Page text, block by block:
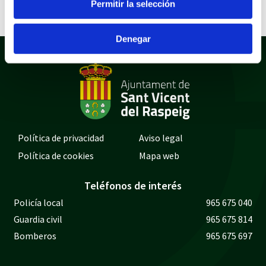
Permitir la selección
Denegar
Política de privacidad
Aviso legal
Política de cookies
Mapa web
Teléfonos de interés
Policía local
965 675 040
Guardia civil
965 675 814
Bomberos
965 675 697